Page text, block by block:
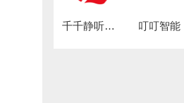
千千静听音乐播放器 叮叮智能